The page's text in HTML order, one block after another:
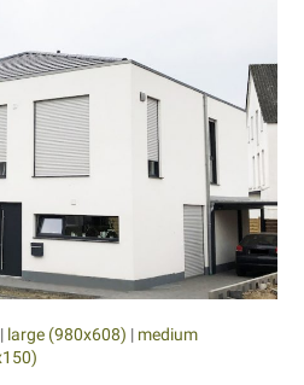
| large (980x608) | medium